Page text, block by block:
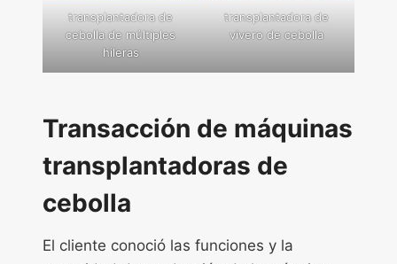
transplantadora de
cebolla de múltiples
hileras
transplantadora de
vivero de cebolla
Transacción de máquinas
transplantadoras de
cebolla
El cliente conoció las funciones y la